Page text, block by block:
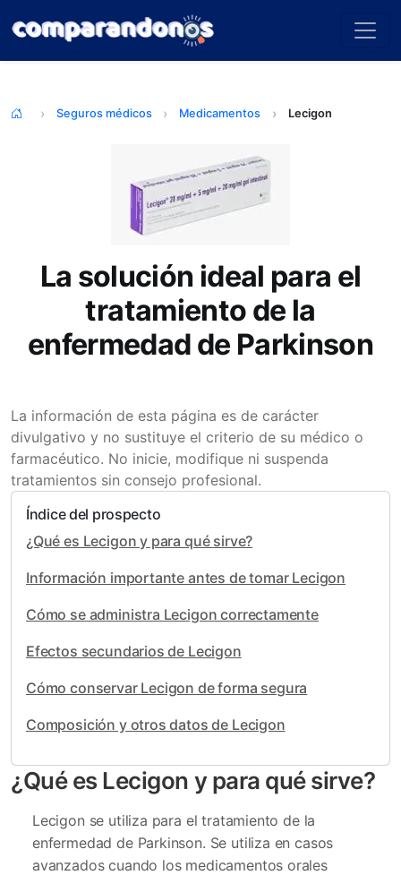
Seguros médicos Medicamentos Lecigon
La solución ideal para el
tratamiento de la
enfermedad de Parkinson
La información de esta página es de carácter
divulgativo y no sustituye el criterio de su médico o
farmacéutico. No inicie, modifique ni suspenda
tratamientos sin consejo profesional.
Índice del prospecto
¿Qué es Lecigon y para qué sirve?
Información importante antes de tomar Lecigon
Cómo se administra Lecigon correctamente
Efectos secundarios de Lecigon
Cómo conservar Lecigon de forma segura
Composición y otros datos de Lecigon
¿Qué es Lecigon y para qué sirve?
Lecigon se utiliza para el tratamiento de la
enfermedad de Parkinson. Se utiliza en casos
avanzados cuando los medicamentos orales